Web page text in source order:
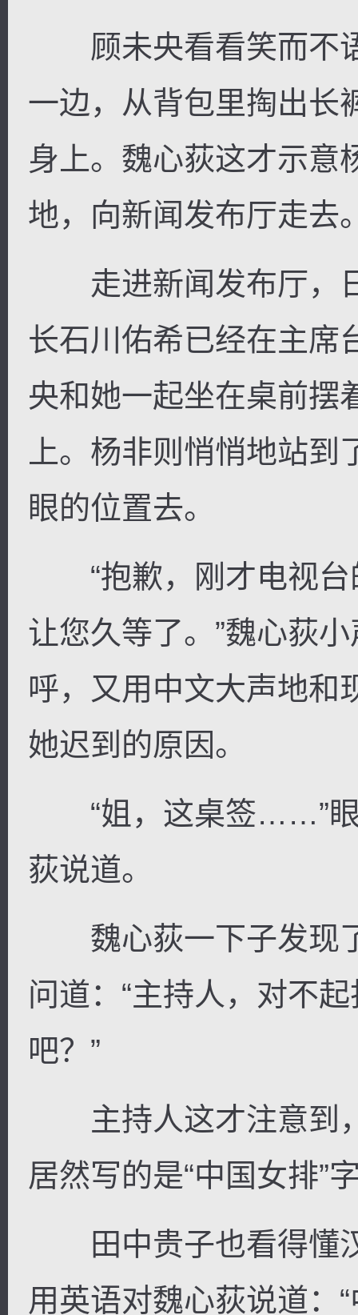
顾未央看看笑而不
一边，从背包里掏出长
身上。魏心荻这才示意
地，向新闻发布厅走去
走进新闻发布厅，
长石川佑希已经在主席
央和她一起坐在桌前摆
上。杨非则悄悄地站
眼的位置去。
“抱歉，刚才电视台
让您久等了。”魏心荻
呼，又用中文大声地和
她迟到的原因。
“姐，这桌签……”眼
荻说道。
魏心荻一下子发现
问道：“主持人，对不
吧？”
主持人这才注意到
居然写的是“中国女排”
田中贵子也看得懂
用英语对魏心荻说道：